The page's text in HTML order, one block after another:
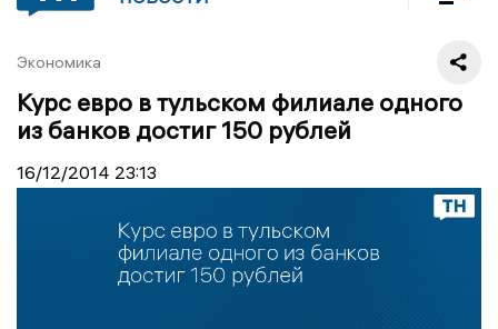
Экономика
Курс евро в тульском филиале одного
из банков достиг 150 рублей
16/12/2014 23:13